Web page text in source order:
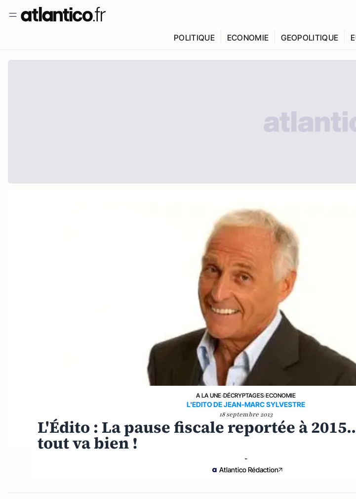
POLITIQUE ECONOMIE GEOPOLITIQUE
A LA UNE›DÉCRYPTAGES›ECONOMIE
L'EDITO DE JEAN-MARC SYLVESTRE
18 septembre 2013
L'Édito : La pause fiscale reportée à
tout va bien !
-
Atlantico Rédaction